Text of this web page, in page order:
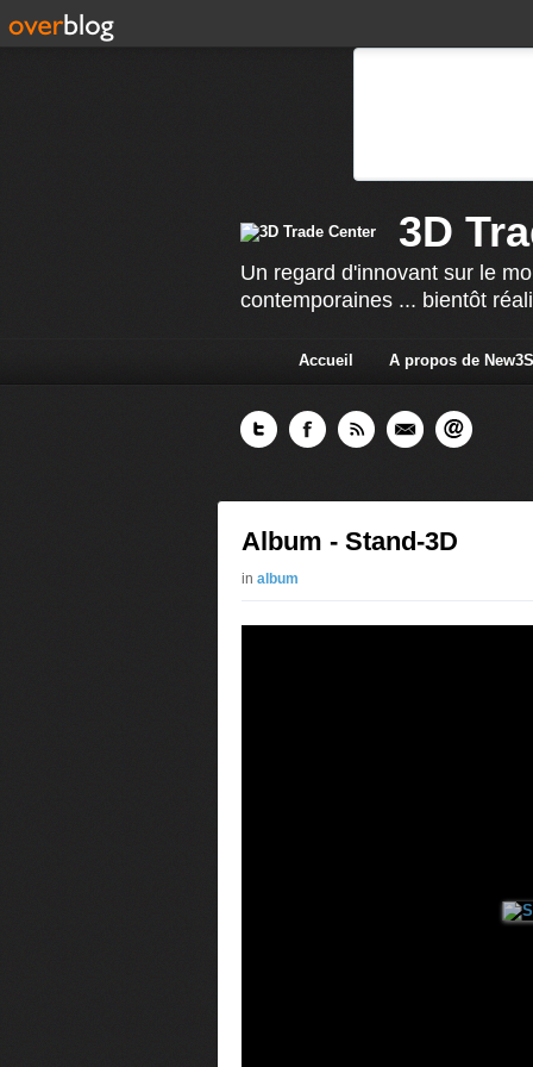
3D
Un regard d'innovant sur le
contemporaines ... bientôt
Accueil A propos de New3S
Album - Stand-3D
in album